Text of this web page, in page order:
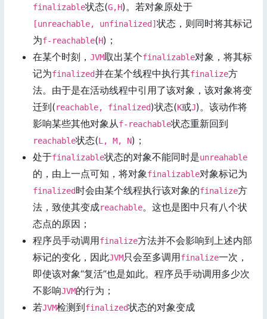
finalizable状态(G,H)。若对象原处于
[unreachable, unfinalized] 状态，则同时将其标记
为f-reachable(H)；
在某个时刻， JVM取出某个finalizable对象，将其标
记为finalized并在某个线程中执行其finalize方
法。由于是在活动线程中引用了该对象，该对象将变
迁到(reachable, finalized)状态(K或J)。该动作将
影响某些其他对象从f-reachable状态重新回到
reachable状态(L, M, N)；
处于finalizable状态的对象不能同时是unreahable
的，由上一点可知，将对象finalizable对象标记为
finalized时会由某个线程执行该对象的finalize方
法，致使其变成reachable。这也是图中只有八个状
态点的原因；
程序员手动调用finalize方法并不会影响到上述内部
标记的变化，因此JVM只会至多调用finalize一次，
即使该对象“复活”也是如此。程序员手动调用多少次
不影响JVM的行为；
若JVM检测到finalized状态的对象变成